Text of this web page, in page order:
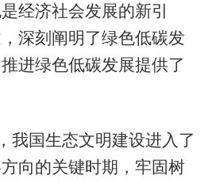
经济社会发展的新引
深刻阐明了绿色低碳发
进绿色低碳发展提供了
我国生态文明建设进入了
向的关键时期，牢固树